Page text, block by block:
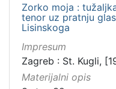
Zorko moja :
tenor uz pratnju
Lisinskoga
Impresum
Zagreb : St. Kugli,
Materijalni opis